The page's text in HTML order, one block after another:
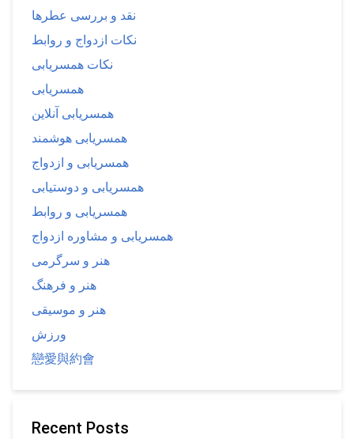
نقد و بررسی عطرها
نکات ازدواج و روابط
نکات همسریابی
همسریابی
همسریابی آنلاین
همسریابی هوشمند
همسریابی و ازدواج
همسریابی و دوستیابی
همسریابی و روابط
همسریابی و مشاوره ازدواج
هنر و سرگرمی
هنر و فرهنگ
هنر و موسیقی
ورزش
戀愛與約會
Recent Posts